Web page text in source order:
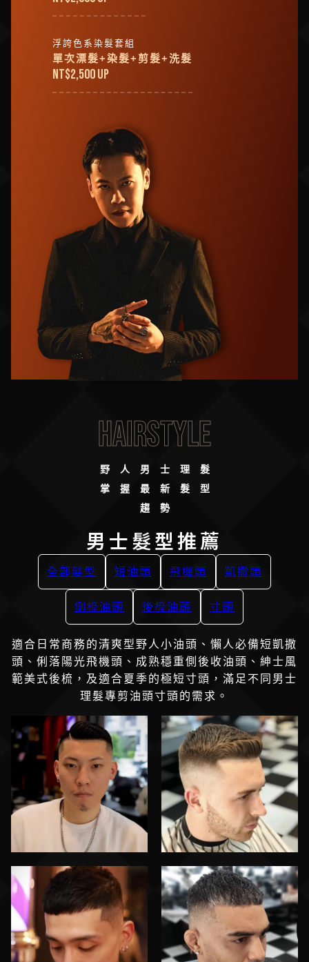
浮誇色系染髮套組
單次漂髮+染髮+剪髮+洗髮
NT$2,500 up
Hairstyle
野人男士理髮
掌握最新髮型
趨勢
男士髮型推薦
全部髮型 短油頭 飛機頭 凱撒頭
側梳油頭 後梳油頭 寸頭
適合日常商務的清爽型野人小油頭、懶人必備短凱撒
頭、俐落陽光飛機頭、成熟穩重側後收油頭、紳士風
範美式後梳，及適合夏季的極短寸頭，滿足不同男士
理髮專剪油頭寸頭的需求。